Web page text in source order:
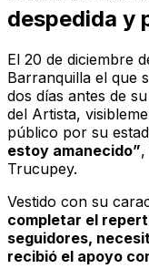
despedida y
El 20 de diciembre
Barranquilla el que
dos días antes de
del Artista,
público por su
estoy amanecido”,
Trucupey.
Vestido con su
completar el
seguidores,
recibió el apoyo